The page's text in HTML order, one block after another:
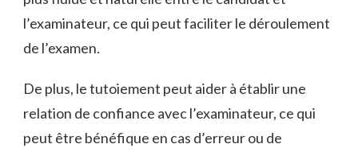
l’examinateur, ce qui peut faciliter le déroulement
de l’examen.
De plus, le tutoiement peut aider à établir une
relation de confiance avec l’examinateur, ce qui
peut être bénéfique en cas d’erreur ou de